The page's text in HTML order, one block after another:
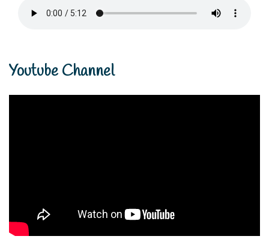
Youtube Channel